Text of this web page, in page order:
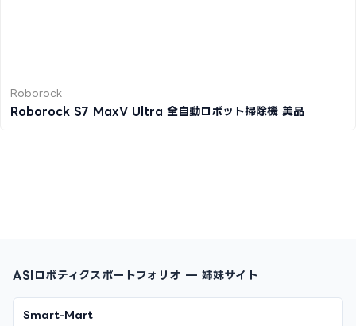
Roborock
Roborock S7 MaxV Ultra 全自動ロボット掃除機 美品
ASIロボティクスポートフォリオ — 姉妹サイト
Smart-Mart